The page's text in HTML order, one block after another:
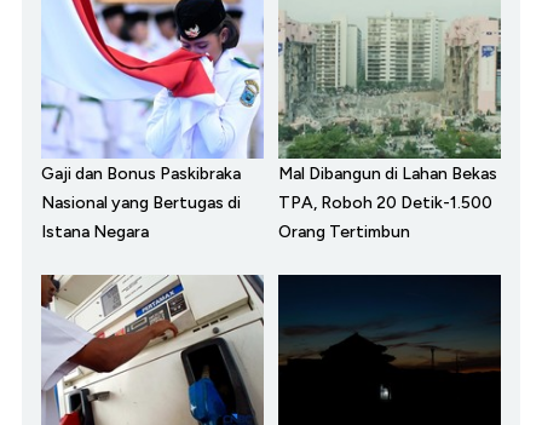
Gaji dan Bonus Paskibraka
Nasional yang Bertugas di
Istana Negara
Mal Dibangun di Lahan Bekas
TPA, Roboh 20 Detik-1.500
Orang Tertimbun